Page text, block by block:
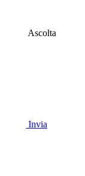
Ascolta
Invia